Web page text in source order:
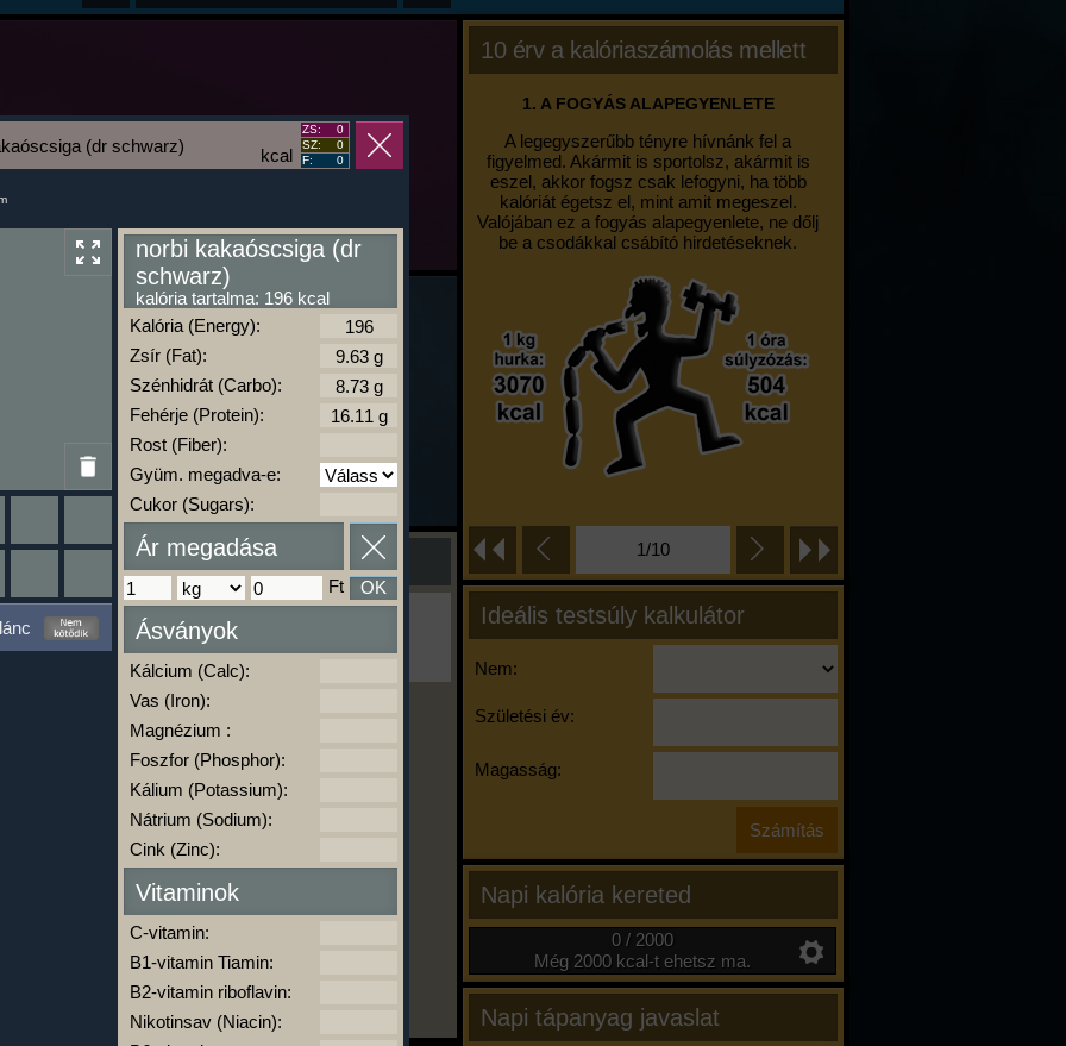
10 érv a kalóriaszámolás mellett
1. A FOGYÁS ALAPEGYENLETE
A legegyszerűbb tényre hívnánk fel a
figyelmed. Akármit is sportolsz, akármit is
eszel, akkor fogsz csak lefogyni, ha több
kalóriát égetsz el, mint amit megeszel.
Valójában ez a fogyás alapegyenlete, ne dőlj
be a csodákkal csábító hirdetéseknek.
1/10
Ideális testsúly kalkulátor
Nem:
Születési év:
Magasság:
Napi kalória kereted
0 / 2000
Még 2000 kcal-t ehetsz ma.
Napi tápanyag javaslat
Ha ma már nem eszel/sportolsz többet,
kattints a kiértékelésre!
A Kalória Szimulátor Prémium funkció.
kalóriabázis.hu
-
kcal
(dr schwarz)
ZS:
0
SZ:
0
F:
0
norbi kakaóscsiga (dr
schwarz)
kalória tartalma: 196 kcal
Kalória (Energy):
Zsír (Fat):
Szénhidrát (Carbo):
Fehérje (Protein):
Rost (Fiber):
Gyüm. megadva-e:
Cukor (Sugars):
Ár megadása
Ft OK
Ásványok
Kálcium (Calc):
Vas (Iron):
Magnézium :
Foszfor (Phosphor):
Kálium (Potassium):
Nátrium (Sodium):
Cink (Zinc):
Vitaminok
C-vitamin:
B1-vitamin Tiamin:
B2-vitamin riboflavin:
Nikotinsav (Niacin):